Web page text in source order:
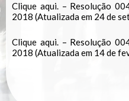
Clique aqui.– Resolução
2018 (Atualizada em 24 de
Clique aqui.– Resolução
2018 (Atualizada em 14 de